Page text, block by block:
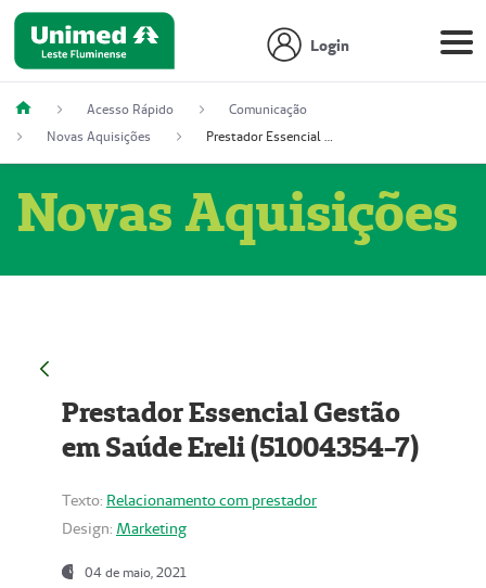
Login
Acesso Rápido
Comunicação
Novas Aquisições
Prestador Essencial Gestão em Saúde Ereli (51004354-7)
Novas Aquisições
Prestador Essencial Gestão
em Saúde Ereli (51004354-7)
Texto: Relacionamento com prestador
Design: Marketing
04 de maio, 2021